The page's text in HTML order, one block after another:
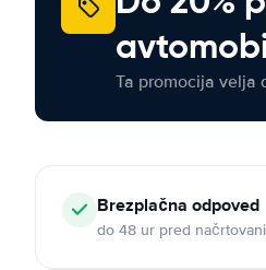
Ta promocija velja
Brezplačna odpoved
do 48 ur pred